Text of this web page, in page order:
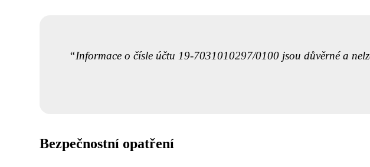
Informace o čísle účtu 19-7031010297/0100 jsou důvěrné a
Bezpečnostní opatření